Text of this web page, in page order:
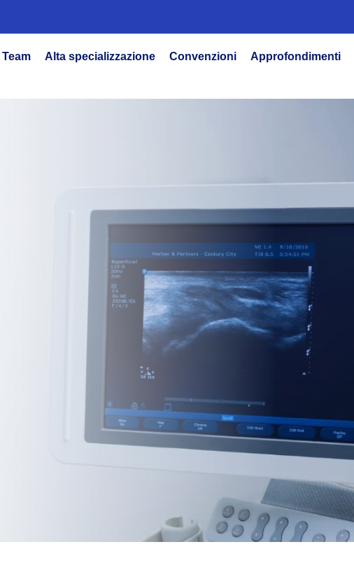
Team Alta specializzazione Convenzioni Approfondimenti